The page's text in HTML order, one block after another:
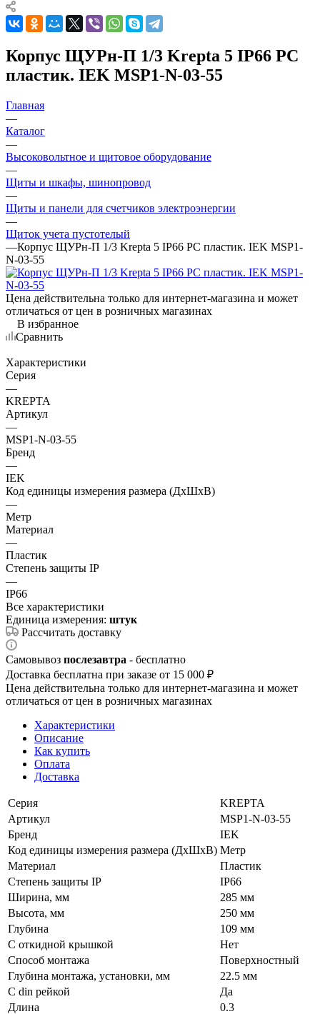
Корпус ЩУРн-П 1/3 Krepta 5 IP66 PC
пластик. IEK MSP1-N-03-55
Главная
—
Каталог
—
Высоковольтное и щитовое оборудование
—
Щиты и шкафы, шинопровод
—
Щиты и панели для счетчиков электроэнергии
—
Щиток учета пустотелый
—Корпус ЩУРн-П 1/3 Krepta 5 IP66 PC пластик. IEK MSP1-
N-03-55
Цена действительна только для интернет-магазина и может
отличаться от цен в розничных магазинах
В избранное
Сравнить
Характеристики
Серия
—
KREPTA
Артикул
—
MSP1-N-03-55
Бренд
—
IEK
Код единицы измерения размера (ДхШхВ)
—
Метр
Материал
—
Пластик
Степень защиты IP
—
IP66
Все характеристики
Единица измерения: штук
Рассчитать доставку
Самовывоз послезавтра - бесплатно
Доставка бесплатна при заказе от 15 000 ₽
Цена действительна только для интернет-магазина и может
отличаться от цен в розничных магазинах
Характеристики
Описание
Как купить
Оплата
Доставка
Серия
KREPTA
Артикул
MSP1-N-03-55
Бренд
IEK
Код единицы измерения размера (ДхШхВ) Метр
Материал
Пластик
Степень защиты IP
IP66
Ширина, мм
285 мм
Высота, мм
250 мм
Глубина
109 мм
С откидной крышкой
Нет
Способ монтажа
Поверхностный
Глубина монтажа, установки, мм
22.5 мм
С din рейкой
Да
Длина
0.3